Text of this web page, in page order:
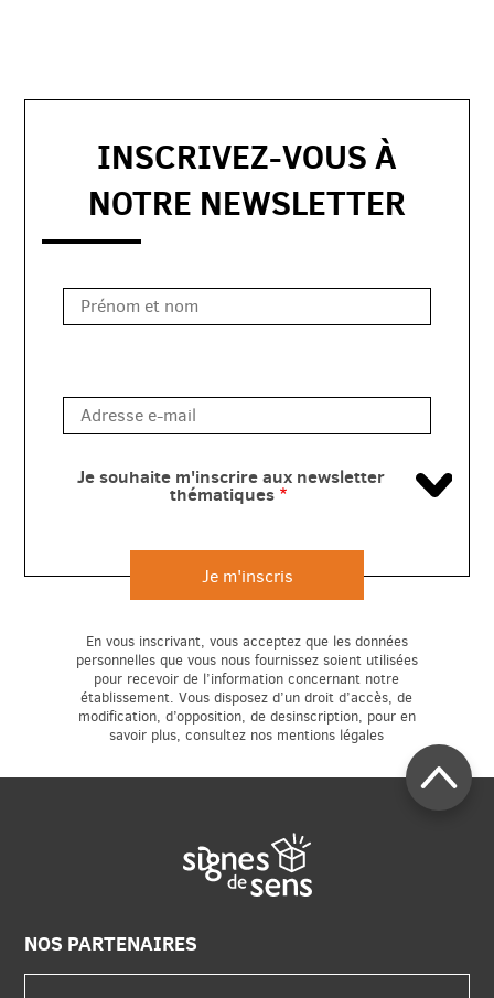
INSCRIVEZ-VOUS À
NOTRE NEWSLETTER
Je souhaite m'inscrire aux newsletter
thématiques
En vous inscrivant, vous acceptez que les données
personnelles que vous nous fournissez soient utilisées
pour recevoir de l’information concernant notre
établissement. Vous disposez d’un droit d’accès, de
modification, d’opposition, de desinscription, pour en
savoir plus, consultez nos mentions légales
NOS PARTENAIRES